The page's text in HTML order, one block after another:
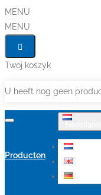
MENU
MENU
Twoj koszyk
U heeft nog geen
Producten